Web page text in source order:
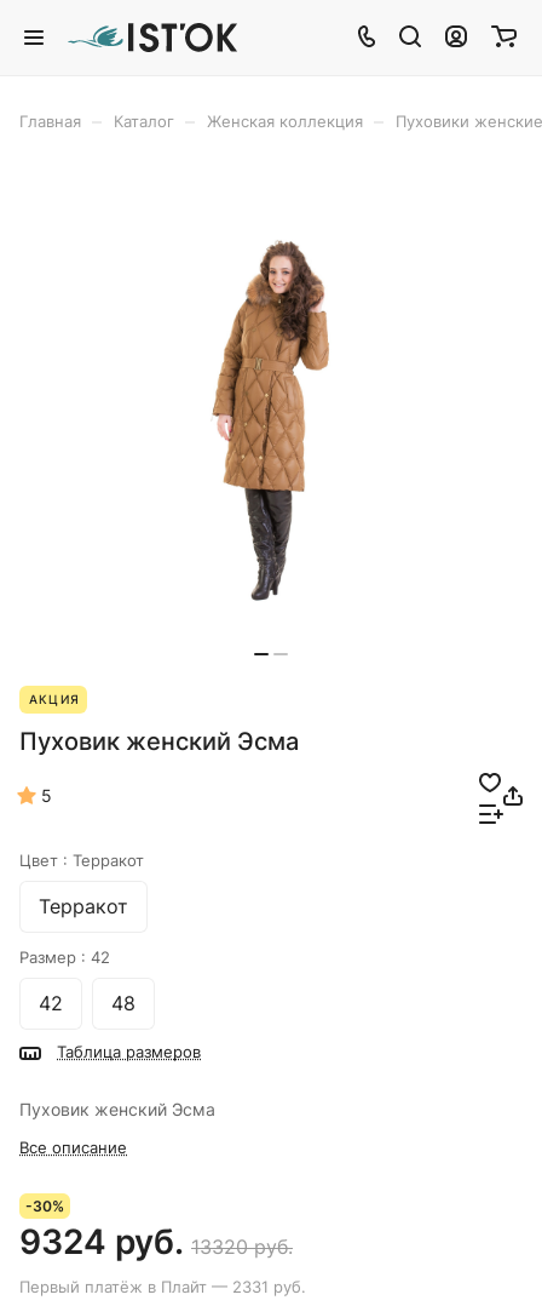
Главная Каталог Женская коллекция Пуховики женские
АКЦИЯ
Пуховик женский Эсма
5
Цвет : Терракот
Терракот
Размер : 42
42 48
Таблица размеров
Пуховик женский Эсма
Все описание
-30%
9324 руб. 13320 руб.
Первый платёж в Плайт — 2331 руб.